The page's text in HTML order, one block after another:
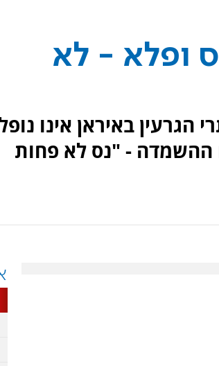
ופלא - לא
הגרעין באיראן אינו
ההשמדה - "נס לא פחות